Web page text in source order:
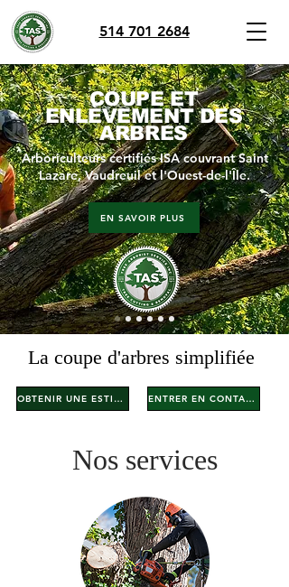
514 701 2684
COUPE ET
ENLÈVEMENT DES
ARBRES
Arboriculteurs certifiés ISA couvrant Saint
Lazare, Vaudreuil et l'Ouest-de-l'Île.
EN SAVOIR PLUS
La coupe d'arbres simplifiée
OBTENIR UNE ESTIMATION ENTRER EN CONTACT
Nos services